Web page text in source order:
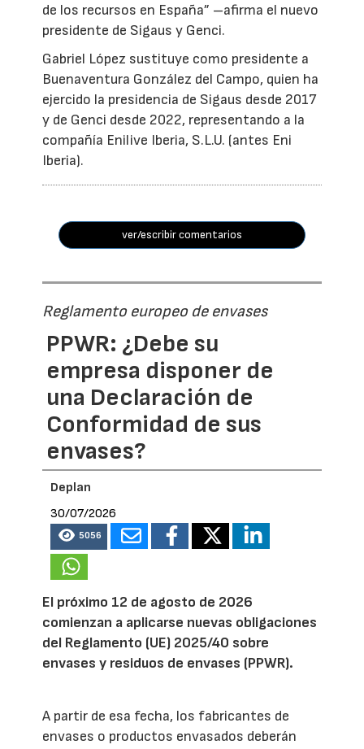
de los recursos en España” –afirma el nuevo
presidente de Sigaus y Genci.
Gabriel López sustituye como presidente a
Buenaventura González del Campo, quien ha
ejercido la presidencia de Sigaus desde 2017
y de Genci desde 2022, representando a la
compañía Enilive Iberia, S.L.U. (antes Eni
Iberia).
ver/escribir comentarios
Reglamento europeo de envases
PPWR: ¿Debe su
empresa disponer de
una Declaración de
Conformidad de sus
envases?
Deplan
30/07/2026
5056
El próximo 12 de agosto de 2026
comienzan a aplicarse nuevas obligaciones
del Reglamento (UE) 2025/40 sobre
envases y residuos de envases (PPWR).
A partir de esa fecha, los fabricantes de
envases o productos envasados deberán